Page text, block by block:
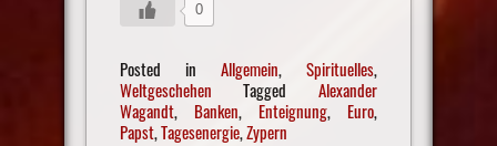
0
Posted inAllgemein,Spirituelles,
Weltgeschehen TaggedAlexander
Wagandt, Banken, Enteignung, Euro,
Papst,Tagesenergie,Zypern